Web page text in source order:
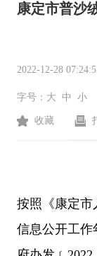
康定市普沙
2022-12-28
字号： 大 中 小
收藏
按照《康定市
信息公开工作